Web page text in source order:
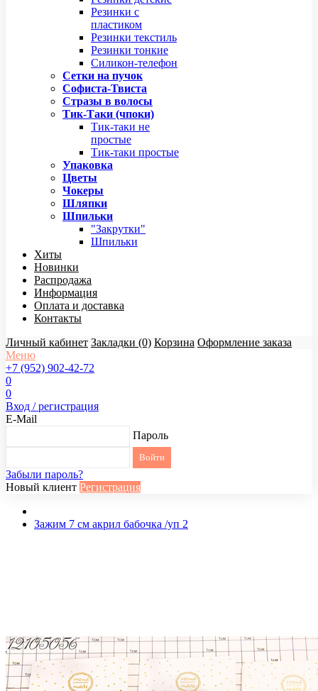
Резинки с
пластиком
Резинки текстиль
Резинки тонкие
Силикон-телефон
Сетки на пучок
Софиста-Твиста
Стразы в волосы
Тик-Таки (чпоки)
Тик-таки не
простые
Тик-таки простые
Упаковка
Цветы
Чокеры
Шляпки
Шпильки
"Закрутки"
Шпильки
Хиты
Новинки
Распродажа
Информация
Оплата и доставка
Контакты
Личный кабинет Закладки (0) Корзина Оформление заказа
Меню
+7 (952) 902-42-72
0
0
Вход / регистрация
E-Mail
Пароль
Забыли пароль?
Новый клиент Регистрация
Зажим 7 см акрил бабочка /уп 2